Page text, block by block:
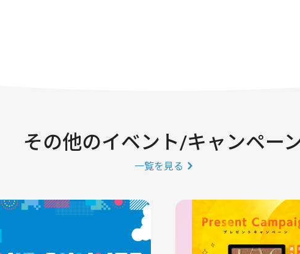
その他のイベント/キャンペー
一覧を見る